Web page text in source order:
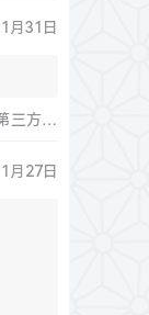
1月31日
方正式版
1月27日